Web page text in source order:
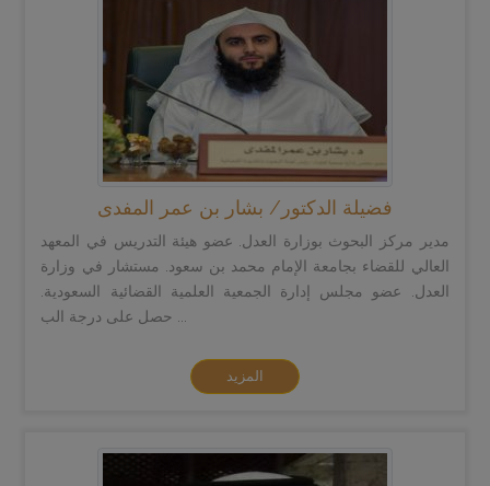
فضيلة الدكتور/ بشار بن عمر المفدى
مدير مركز البحوث بوزارة العدل. عضو هيئة التدريس في المعهد
العالي للقضاء بجامعة الإمام محمد بن سعود. مستشار في وزارة
العدل. عضو مجلس إدارة الجمعية العلمية القضائية السعودية.
المزيد